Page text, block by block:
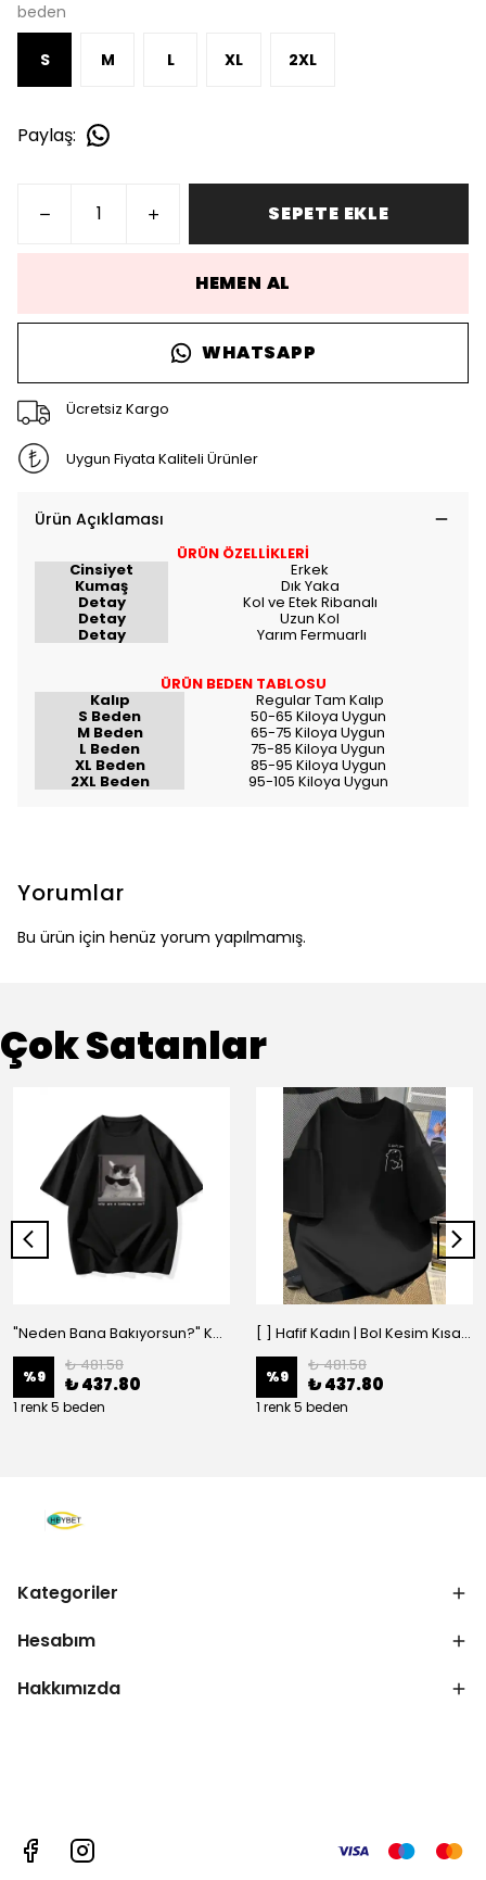
beden
S M L XL 2XL
Paylaş:
SEPETE EKLE
HEMEN AL
WHATSAPP
Ücretsiz Kargo
Uygun Fiyata Kaliteli Ürünler
Ürün Açıklaması
ÜRÜN ÖZELLİKLERİ
Cinsiyet Erkek
Kumaş Dık Yaka
Detay Kol ve Etek Ribanalı
Detay Uzun Kol
Detay Yarım Fermuarlı
ÜRÜN BEDEN TABLOSU
Kalıp Regular Tam Kalıp
S Beden 50-65 Kiloya Uygun
M Beden 65-75 Kiloya Uygun
L Beden 75-85 Kiloya Uygun
XL Beden 85-95 Kiloya Uygun
2XL Beden 95-105 Kiloya Uygun
Yorumlar
Bu ürün için henüz yorum yapılmamış.
Çok Satanlar
"Neden Bana Bakıyorsun?" Komik Kedi Grafik Tişört - Dijital Baskılı Siyah Bol - Siyah
%9
₺ 481.58
₺ 437.80
1 renk 5 beden
[ ] Hafif Kadın | Bol Kesim Kısa Kollu Yuvarlak Yaka Eğlenceli Karikatür Ayı ve - Siyah
%9
₺ 481.58
₺ 437.80
1 renk 5 beden
Kategoriler
Hesabım
Hakkımızda